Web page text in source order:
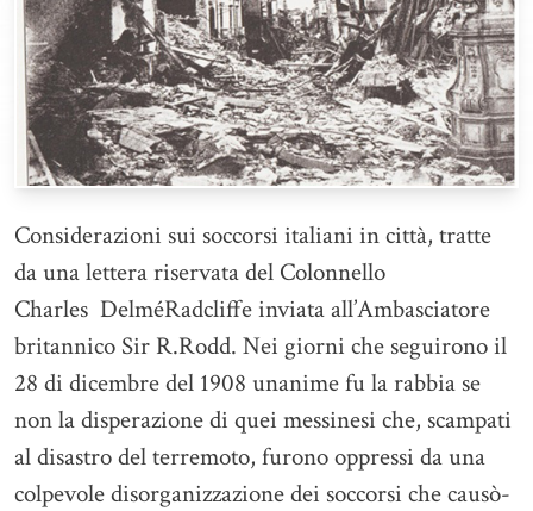
Considerazioni sui soccorsi italiani in città, tratte
da una lettera riservata del Colonnello
Charles DelméRadcliffe inviata all’Ambasciatore
britannico Sir R.Rodd. Nei giorni che seguirono il
28 di dicembre del 1908 unanime fu la rabbia se
non la disperazione di quei messinesi che, scampati
al disastro del terremoto, furono oppressi da una
colpevole disorganizzazione dei soccorsi che causò-